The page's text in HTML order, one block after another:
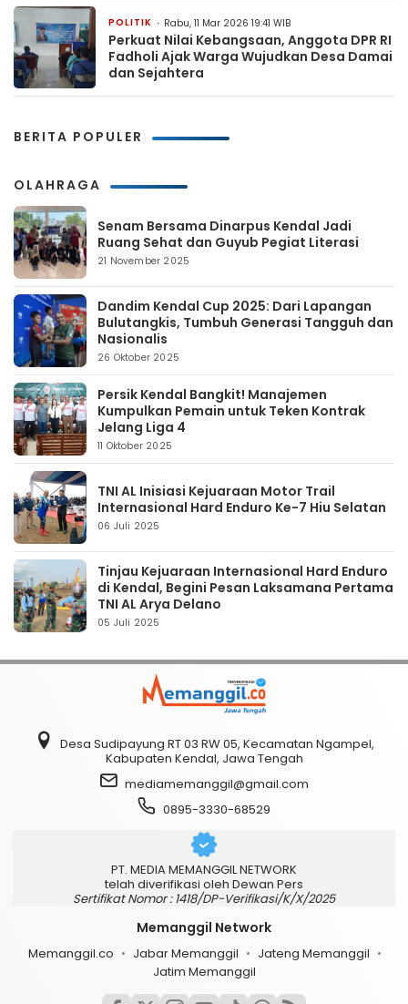
POLITIK Rabu, 11 Mar 2026 19:41 WIB
Perkuat Nilai Kebangsaan, Anggota DPR RI
Fadholi Ajak Warga Wujudkan Desa Damai
dan Sejahtera
BERITA POPULER
OLAHRAGA
Senam Bersama Dinarpus Kendal Jadi
Ruang Sehat dan Guyub Pegiat Literasi
21 November 2025
Dandim Kendal Cup 2025: Dari Lapangan
Bulutangkis, Tumbuh Generasi Tangguh dan
Nasionalis
26 Oktober 2025
Persik Kendal Bangkit! Manajemen
Kumpulkan Pemain untuk Teken Kontrak
Jelang Liga 4
11 Oktober 2025
TNI AL Inisiasi Kejuaraan Motor Trail
Internasional Hard Enduro Ke-7 Hiu Selatan
06 Juli 2025
Tinjau Kejuaraan Internasional Hard Enduro
di Kendal, Begini Pesan Laksamana Pertama
TNI AL Arya Delano
05 Juli 2025
Desa Sudipayung RT 03 RW 05, Kecamatan Ngampel,
Kabupaten Kendal, Jawa Tengah
mediamemanggil@gmail.com
0895-3330-68529
PT. MEDIA MEMANGGIL NETWORK
telah diverifikasi oleh Dewan Pers
Sertifikat Nomor : 1418/DP-Verifikasi/K/X/2025
Memanggil Network
Memanggil.co Jabar Memanggil
Jateng Memanggil
Jatim Memanggil